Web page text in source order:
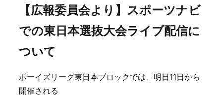
【広報委員会より】スポーツナビ
での東日本選抜大会ライブ配信に
ついて
ボーイズリーグ東日本ブロックでは、明日11日から
開催される